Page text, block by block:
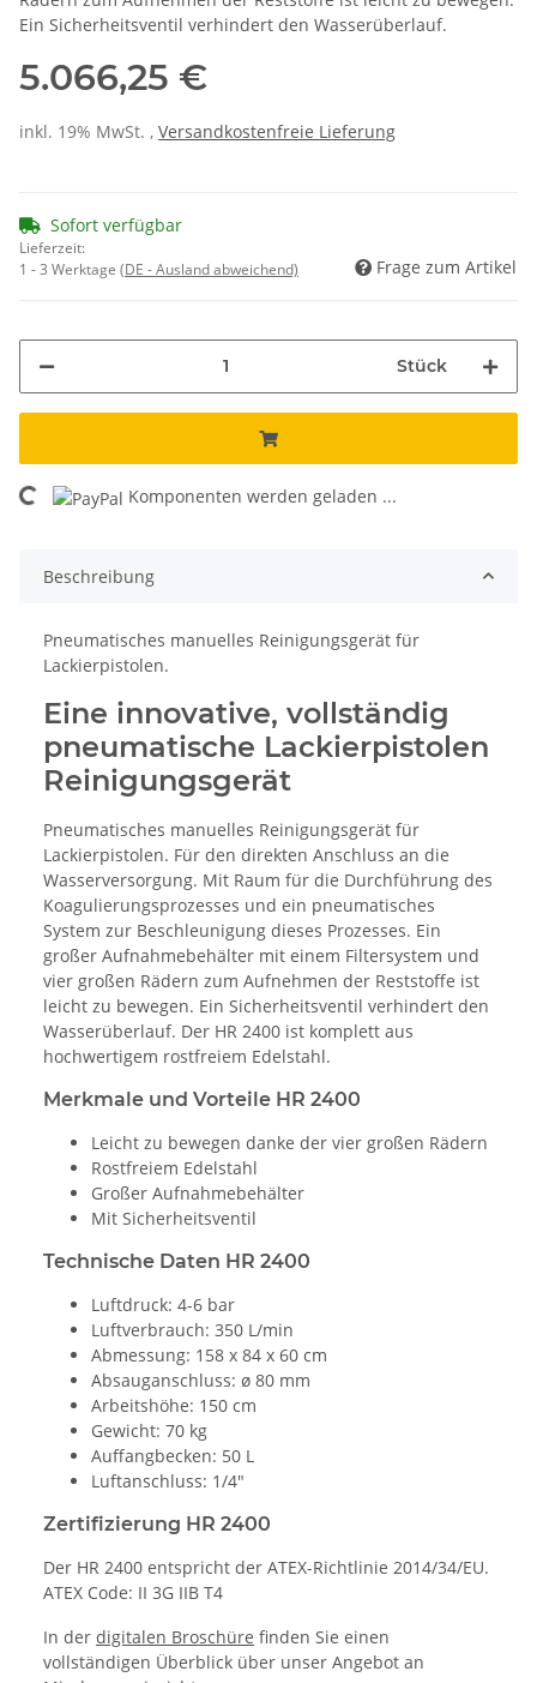
Ein Sicherheitsventil verhindert den Wasserüberlauf.
5.066,25 €
inkl. 19% MwSt. , Versandkostenfreie Lieferung
Sofort verfügbar
Lieferzeit:
1 - 3 Werktage (DE - Ausland abweichend) Frage zum Artikel
Stück
Komponenten werden geladen ...
Beschreibung
Pneumatisches manuelles Reinigungsgerät für
Lackierpistolen.
Eine innovative, vollständig
pneumatische Lackierpistolen
Reinigungsgerät
Pneumatisches manuelles Reinigungsgerät für
Lackierpistolen. Für den direkten Anschluss an die
Wasserversorgung. Mit Raum für die Durchführung des
Koagulierungsprozesses und ein pneumatisches
System zur Beschleunigung dieses Prozesses. Ein
großer Aufnahmebehälter mit einem Filtersystem und
vier großen Rädern zum Aufnehmen der Reststoffe ist
leicht zu bewegen. Ein Sicherheitsventil verhindert den
Wasserüberlauf. Der HR 2400 ist komplett aus
hochwertigem rostfreiem Edelstahl.
Merkmale und Vorteile HR 2400
Leicht zu bewegen danke der vier großen Rädern
Rostfreiem Edelstahl
Großer Aufnahmebehälter
Mit Sicherheitsventil
Technische Daten HR 2400
Luftdruck: 4-6 bar
Luftverbrauch: 350 L/min
Abmessung: 158 x 84 x 60 cm
Absauganschluss: ø 80 mm
Arbeitshöhe: 150 cm
Gewicht: 70 kg
Auffangbecken: 50 L
Luftanschluss: 1/4"
Zertifizierung HR 2400
Der HR 2400 entspricht der ATEX-Richtlinie 2014/34/EU.
ATEX Code: II 3G IIB T4
In der digitalen Broschüre finden Sie einen
vollständigen Überblick über unser Angebot an